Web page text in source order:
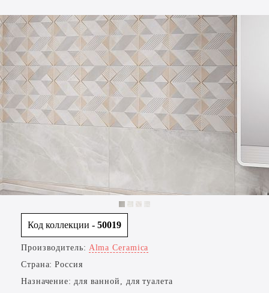
Код коллекции - 50019
Производитель: Alma Ceramica
Страна: Россия
Назначение: для ванной, для туалета